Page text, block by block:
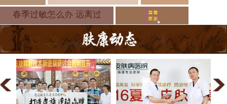
院治疗过敏
春季过敏怎么办 远离过